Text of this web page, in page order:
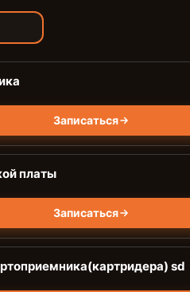
Записаться
платы
Записаться
sd